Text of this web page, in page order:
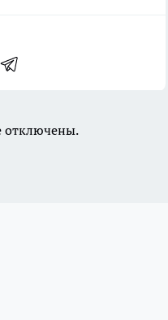
отключены.